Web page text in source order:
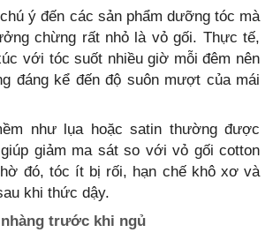
ý đến các sản phẩm dưỡng tóc mà
chừng rất nhỏ là vỏ gối. Thực tế,
với tóc suốt nhiều giờ mỗi đêm nên
đáng kể đến độ suôn mượt của mái
như lụa hoặc satin thường được
giảm ma sát so với vỏ gối cotton
đó, tóc ít bị rối, hạn chế khô xơ và
khi thức dậy.
trước khi ngủ